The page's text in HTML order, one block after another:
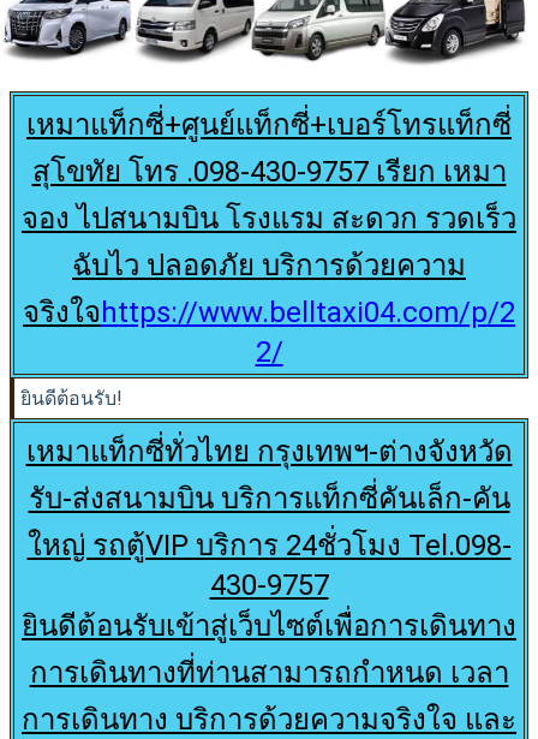
เหมาแท็กซี่+ศูนย์แท็กซี่+เบอร์โทรแท็กซี่
สุโขทัย โทร .098-430-9757 เรียก เหมา
จอง ไปสนามบิน โรงแรม สะดวก รวดเร็ว
ฉับไว ปลอดภัย บริการด้วยความ
จริงใจ https://www.belltaxi04.com/p/2
2/
ยินดีต้อนรับ!
เหมาแท็กซี่ทั่วไทย กรุงเทพฯ-ต่างจังหวัด
รับ-ส่งสนามบิน บริการแท็กซี่คันเล็ก-คัน
ใหญ่ รถตู้VIP บริการ 24ชั่วโมง Tel.098-
430-9757
ยินดีต้อนรับเข้าสู่เว็บไซต์เพื่อการเดินทาง
การเดินทางที่ท่านสามารถกำหนด เวลา
การเดินทาง บริการด้วยความจริงใจ และ